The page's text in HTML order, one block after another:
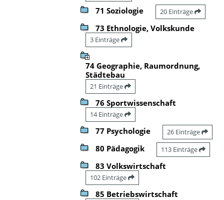
71 Soziologie 20 Einträge
73 Ethnologie, Volkskunde
3 Einträge
74 Geographie, Raumordnung,
Städtebau
21 Einträge
76 Sportwissenschaft
14 Einträge
77 Psychologie 26 Einträge
80 Pädagogik 113 Einträge
83 Volkswirtschaft
102 Einträge
85 Betriebswirtschaft